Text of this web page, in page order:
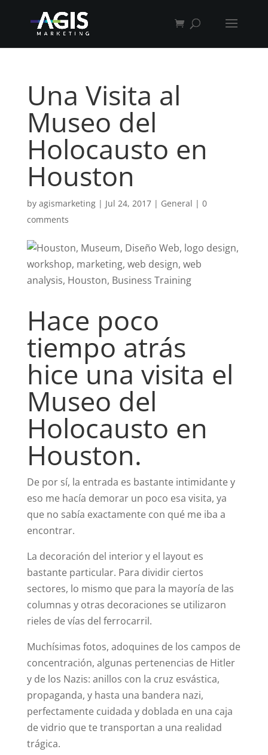
Una Visita al
Museo del
Holocausto en
Houston
by agismarketing| Jul 24, 2017| General | 0
comments
Hace poco
tiempo atrás
hice una visita el
Museo del
Holocausto en
Houston.
De por sí, la entrada es bastante intimidante y
eso me hacía demorar un poco esa visita, ya
que no sabía exactamente con qué me iba a
encontrar.
La decoración del interior y el layout es
bastante particular. Para dividir ciertos
sectores, lo mismo que para la mayoría de las
columnas y otras decoraciones se utilizaron
rieles de vías del ferrocarril.
Muchísimas fotos, adoquines de los campos de
concentración, algunas pertenencias de Hitler
y de los Nazis: anillos con la cruz esvástica,
propaganda, y hasta una bandera nazi,
perfectamente cuidada y doblada en una caja
de vidrio que te transportan a una realidad
trágica.